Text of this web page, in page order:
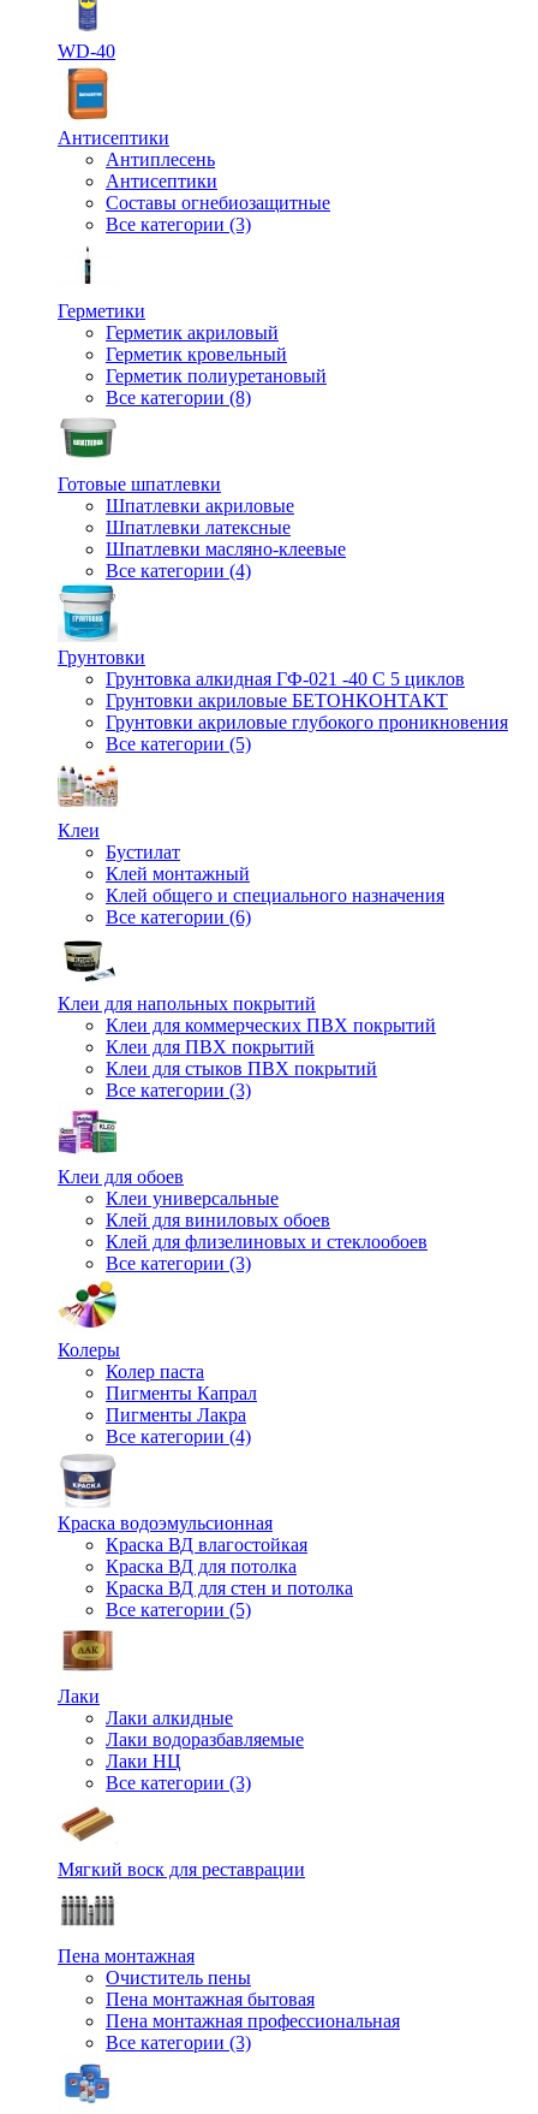
WD-40
Антисептики
Антиплесень
Антисептики
Составы огнебиозащитные
Все категории (3)
Герметики
Герметик акриловый
Герметик кровельный
Герметик полиуретановый
Все категории (8)
Готовые шпатлевки
Шпатлевки акриловые
Шпатлевки латексные
Шпатлевки масляно-клеевые
Все категории (4)
Грунтовки
Грунтовка алкидная ГФ-021 -40 С 5 циклов
Грунтовки акриловые БЕТОНКОНТАКТ
Грунтовки акриловые глубокого проникновения
Все категории (5)
Клеи
Бустилат
Клей монтажный
Клей общего и специального назначения
Все категории (6)
Клеи для напольных покрытий
Клеи для коммерческих ПВХ покрытий
Клеи для ПВХ покрытий
Клеи для стыков ПВХ покрытий
Все категории (3)
Клеи для обоев
Клеи универсальные
Клей для виниловых обоев
Клей для флизелиновых и стеклообоев
Все категории (3)
Колеры
Колер паста
Пигменты Капрал
Пигменты Лакра
Все категории (4)
Краска водоэмульсионная
Краска ВД влагостойкая
Краска ВД для потолка
Краска ВД для стен и потолка
Все категории (5)
Лаки
Лаки алкидные
Лаки водоразбавляемые
Лаки НЦ
Все категории (3)
Мягкий воск для реставрации
Пена монтажная
Очиститель пены
Пена монтажная бытовая
Пена монтажная профессиональная
Все категории (3)